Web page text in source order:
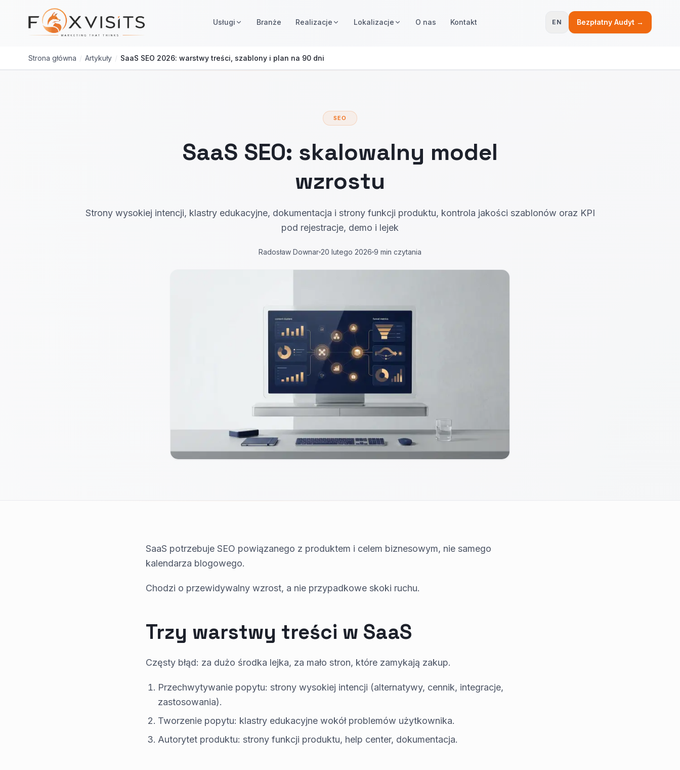
Przejdź do treści głównej
Usługi Branże Realizacje Lokalizacje O nas Kontakt EN Bezpłatny Audyt →
Strona główna / Artykuły / SaaS SEO 2026: warstwy treści, szablony i plan na 90 dni
SEO
SaaS SEO: skalowalny model
wzrostu
Strony wysokiej intencji, klastry edukacyjne, dokumentacja i strony funkcji produktu, kontrola jakości szablonów oraz KPI
pod rejestracje, demo i lejek
Radosław Downar 20 lutego 2026 9 min czytania
SaaS potrzebuje SEO powiązanego z produktem i celem biznesowym, nie samego
kalendarza blogowego.
Chodzi o przewidywalny wzrost, a nie przypadkowe skoki ruchu.
Trzy warstwy treści w SaaS
Częsty błąd: za dużo środka lejka, za mało stron, które zamykają zakup.
Przechwytywanie popytu: strony wysokiej intencji (alternatywy, cennik, integracje,
zastosowania).
Tworzenie popytu: klastry edukacyjne wokół problemów użytkownika.
Autorytet produktu: strony funkcji produktu, help center, dokumentacja.